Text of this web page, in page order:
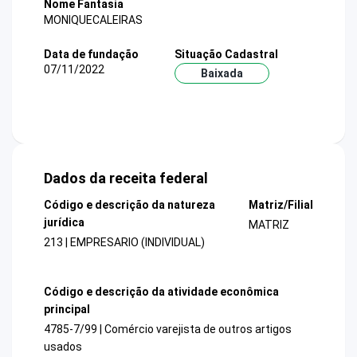
Nome Fantasia
MONIQUECALEIRAS
Data de fundação
07/11/2022
Situação Cadastral
Baixada
Dados da receita federal
Código e descrição da natureza
jurídica
213 | EMPRESARIO (INDIVIDUAL)
Matriz/Filial
MATRIZ
Código e descrição da atividade econômica
principal
4785-7/99 | Comércio varejista de outros artigos
usados